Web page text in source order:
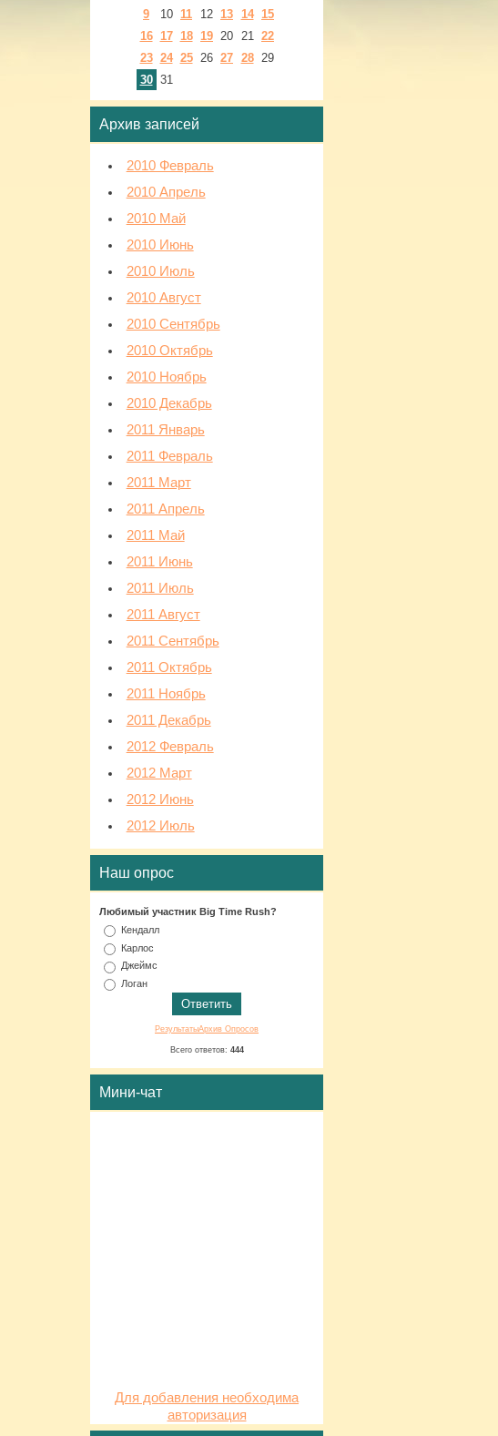
9
10 11 12 13 14 15
16 17 18 19 20 21 22
23 24 25 26 27 28 29
30 31
Архив записей
2010 Февраль
2010 Апрель
2010 Май
2010 Июнь
2010 Июль
2010 Август
2010 Сентябрь
2010 Октябрь
2010 Ноябрь
2010 Декабрь
2011 Январь
2011 Февраль
2011 Март
2011 Апрель
2011 Май
2011 Июнь
2011 Июль
2011 Август
2011 Сентябрь
2011 Октябрь
2011 Ноябрь
2011 Декабрь
2012 Февраль
2012 Март
2012 Июнь
2012 Июль
Наш опрос
Любимый участник Big Time Rush?
Кендалл
Карлос
Джеймс
Логан
РезультатыАрхив Опросов
Всего ответов: 444
Мини-чат
Для добавления необходима
авторизация